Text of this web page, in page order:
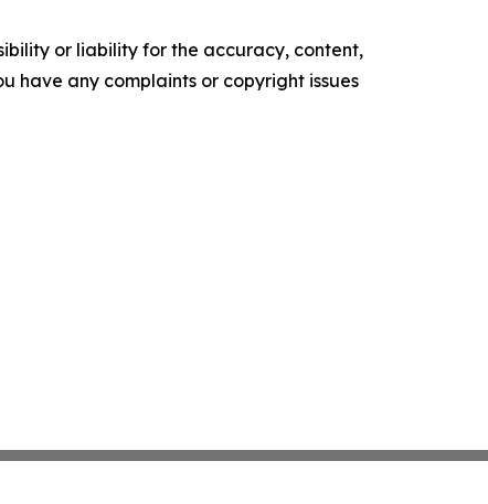
or liability for the accuracy, content,
have any complaints or copyright issues